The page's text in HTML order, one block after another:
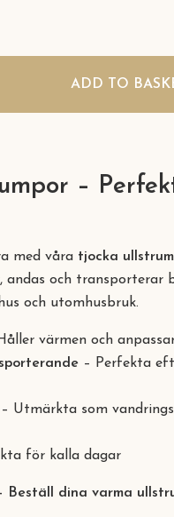
ADD TO
–
med våra tjocka
andas och
och utomhusbruk.
värmen och
– Perfekta
– Utmärkta som
för kalla dagar
Beställ dina varma